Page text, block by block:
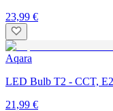
23,99 €
Aqara
LED Bulb T2 - CCT,
21,99 €